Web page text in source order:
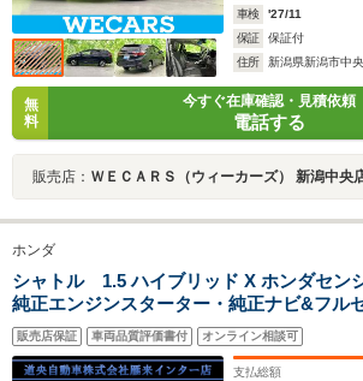
車検
'27/11
保証
保証付
住所
新潟県新潟市中
無
料
今すぐ在庫確認・見積依頼
電話する
販売店： ＷＥＣＡＲＳ（ウィーカーズ） 新潟中央
ホンダ
シャトル 1.5 ハイブリッド X ホンダセン
純正エンジンスターター・純正ナビ&フル
CD・DVD・ブルートゥース・バックカメラ
ETC・LEDヘッドライト
販売店保証 車両品質評価書付 オンライン相談可
支払総額